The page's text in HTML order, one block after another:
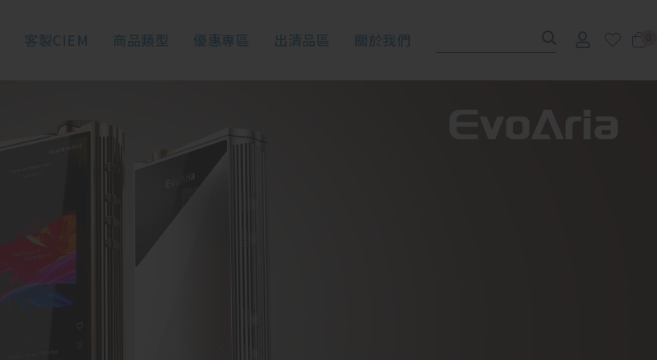
客製CIEM 商品類型 優惠專區 出清品區 關於我們